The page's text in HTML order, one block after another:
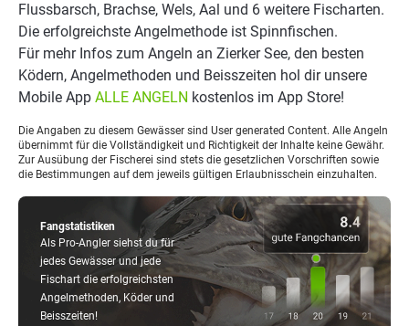
Fangstatistiken
Als Pro-Angler siehst du für
jedes Gewässer und jede
Fischart die erfolgreichsten
Angelmethoden, Köder und
Beisszeiten!
Flussbarsch, Brachse, Wels, Aal und 6 weitere Fischarten.
Die erfolgreichste Angelmethode ist Spinnfischen.
Für mehr Infos zum Angeln an Zierker See, den besten
Ködern, Angelmethoden und Beisszeiten hol dir unsere
Mobile App ALLE ANGELN kostenlos im App Store!
Die Angaben zu diesem Gewässer sind User generated Content. Alle Angeln
übernimmt für die Vollständigkeit und Richtigkeit der Inhalte keine Gewähr.
Zur Ausübung der Fischerei sind stets die gesetzlichen Vorschriften sowie
die Bestimmungen auf dem jeweils gültigen Erlaubnisschein einzuhalten.